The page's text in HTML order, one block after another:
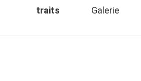
traits Galerie